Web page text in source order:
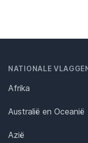
NATIONALE
Afrika
Australië en Oceanië
Azië